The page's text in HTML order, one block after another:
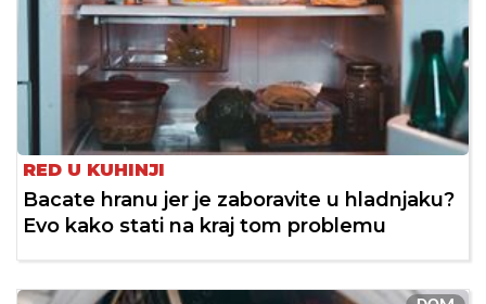
RED U KUHINJI
Bacate hranu jer je zaboravite u hladnjaku?
Evo kako stati na kraj tom problemu